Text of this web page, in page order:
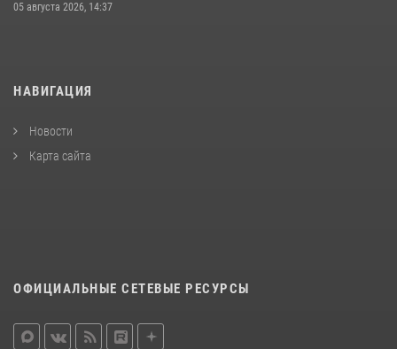
05 августа 2026, 14:37
НАВИГАЦИЯ
Новости
Карта сайта
ОФИЦИАЛЬНЫЕ СЕТЕВЫЕ РЕСУРСЫ